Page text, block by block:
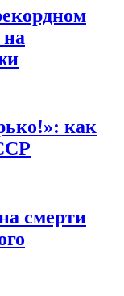
на
как
смерти